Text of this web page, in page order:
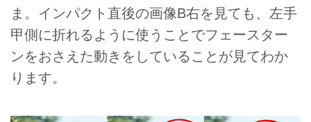
ま。インパクト直後の画像B右を見ても、左手
甲側に折れるように使うことでフェースター
ンをおさえた動きをしていることが見てわか
ります。